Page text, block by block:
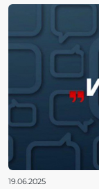
19.06.2025